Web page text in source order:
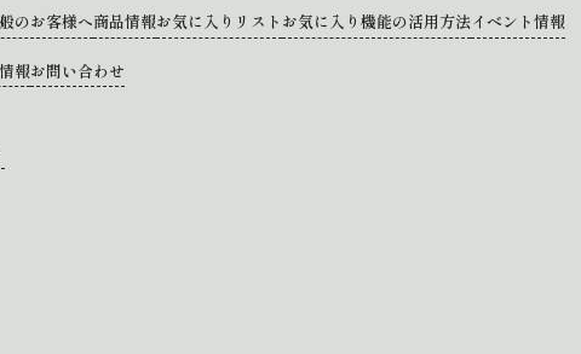
のお客様へ商品情報お気に入りリスト お気に入り機能の活用方法イベント情報
報お問い合わせ